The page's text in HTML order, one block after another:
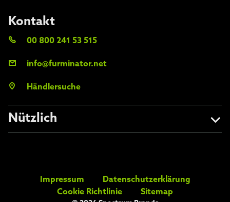
Nützlich
Kontakt
00 800 241 53 515
info@furminator.net
Händlersuche
Impressum
Datenschutzerklärung
Cookie Richtlinie
Sitemap